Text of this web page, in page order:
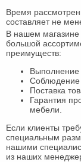
мешки
Мебель
из
ротанга
Садовая
мебель
Косметологическое
оборудование
Время
составляет не
В нашем магазине
большой
преимуществ:
Выполнение
Соблюдение
Поставка
Гарантия
мебели.
Если клиенты
специальным
нашими
из наших